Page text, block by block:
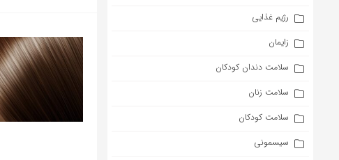
رژیم غذایی
زایمان
سلامت دندان کودکان
سلامت زنان
سلامت کودکان
سیسمونی